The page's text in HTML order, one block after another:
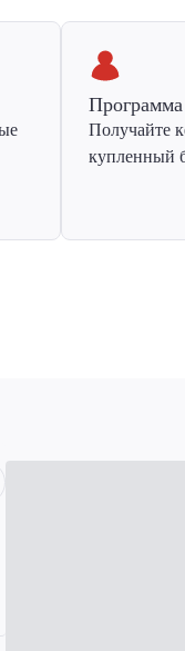
Программа
Получайте
купленный